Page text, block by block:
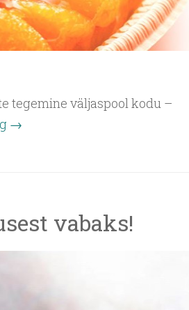
tegemine väljaspool kodu –
→
vabaks!